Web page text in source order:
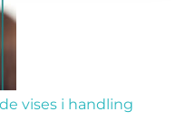
vises i handling